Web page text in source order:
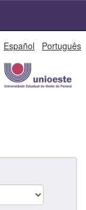
Español Português